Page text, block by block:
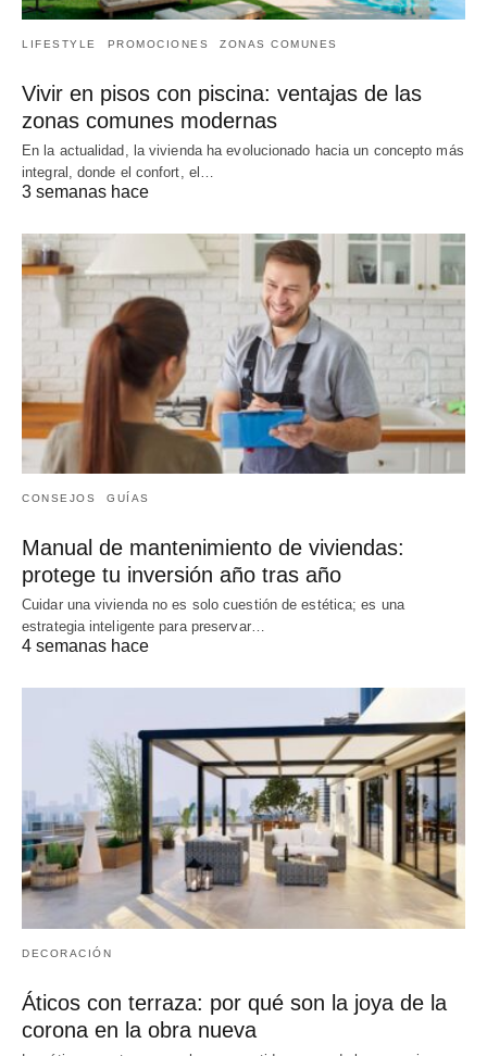
LIFESTYLE PROMOCIONES ZONAS COMUNES
Vivir en pisos con piscina: ventajas de las
zonas comunes modernas
En la actualidad, la vivienda ha evolucionado hacia un concepto más
integral, donde el confort, el…
3 semanas hace
CONSEJOS GUÍAS
Manual de mantenimiento de viviendas:
protege tu inversión año tras año
Cuidar una vivienda no es solo cuestión de estética; es una
estrategia inteligente para preservar…
4 semanas hace
DECORACIÓN
Áticos con terraza: por qué son la joya de la
corona en la obra nueva